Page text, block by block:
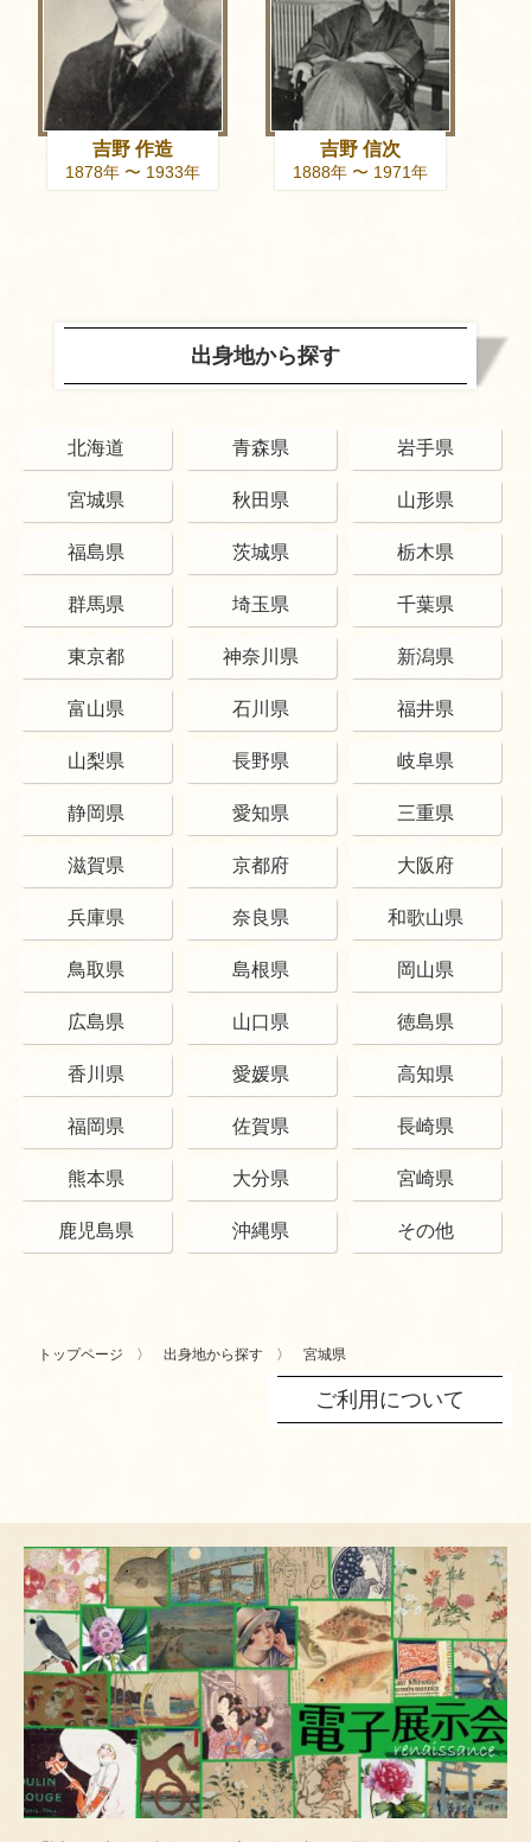
吉野 作造
1878年 〜 1933年
吉野 信次
1888年 〜 1971年
出身地から探す
北海道 青森県 岩手県
宮城県 秋田県 山形県
福島県 茨城県 栃木県
群馬県 埼玉県 千葉県
東京都 神奈川県 新潟県
富山県 石川県 福井県
山梨県 長野県 岐阜県
静岡県 愛知県 三重県
滋賀県 京都府 大阪府
兵庫県 奈良県 和歌山県
鳥取県 島根県 岡山県
広島県 山口県 徳島県
香川県 愛媛県 高知県
福岡県 佐賀県 長崎県
熊本県 大分県 宮崎県
鹿児島県 沖縄県 その他
トップページ 出身地から探す 宮城県
ご利用について